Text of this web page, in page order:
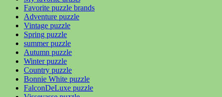
Favorite puzzle brands
Adventure puzzle
Vintage puzzle
Spring puzzle
summer puzzle
Autumn puzzle
Winter puzzle
Country puzzle
Bonnie White puzzle
FalconDeLuxe puzzle